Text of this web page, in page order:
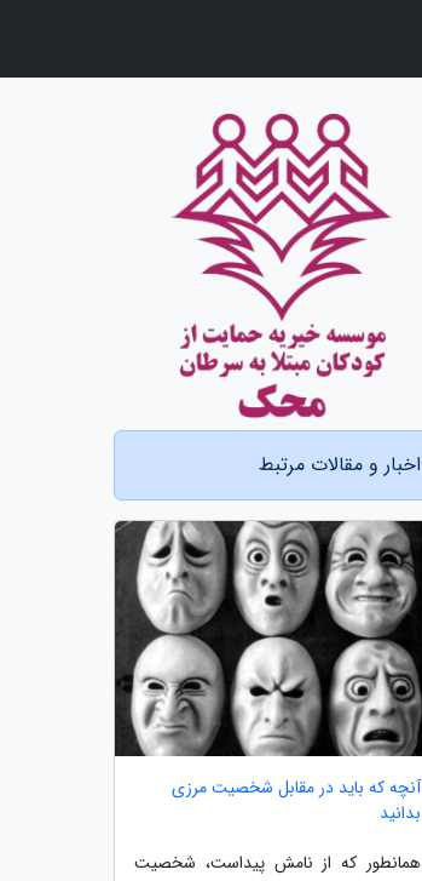
اخبار و مقالات مرتبط
آنچه که باید در مقابل شخصیت مرزی
بدانید
همانطور که از نامش پیداست، شخصیت